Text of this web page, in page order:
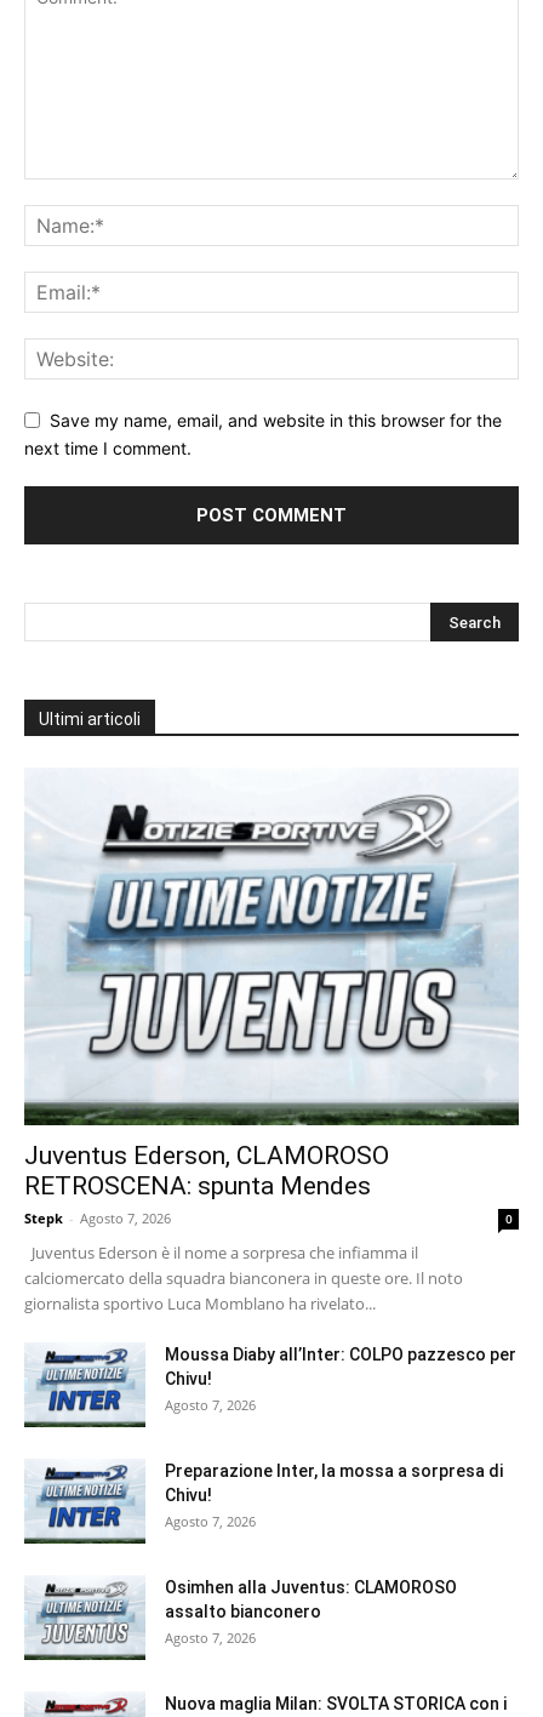
Save my name, email, and website in this browser for the
next time I comment.
Ultimi articoli
Juventus Ederson, CLAMOROSO
RETROSCENA: spunta Mendes
Stepk - Agosto 7, 2026 0
Juventus Ederson è il nome a sorpresa che infiamma il
calciomercato della squadra bianconera in queste ore. Il noto
giornalista sportivo Luca Momblano ha rivelato...
Moussa Diaby all’Inter: COLPO pazzesco per
Chivu!
Agosto 7, 2026
Preparazione Inter, la mossa a sorpresa di
Chivu!
Agosto 7, 2026
Osimhen alla Juventus: CLAMOROSO
assalto bianconero
Agosto 7, 2026
Nuova maglia Milan: SVOLTA STORICA con i